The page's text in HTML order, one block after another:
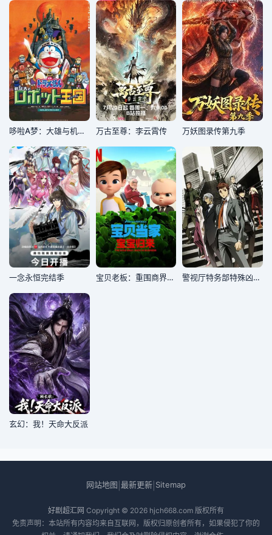
哆啦A梦：大雄与机器人王国 万古至尊：李云霄传 万妖图录传第九季
一念永恒完结季 宝贝老板：重围商界第二季国语版 警视厅特务部特殊凶恶犯对策室第七课
玄幻：我！天命大反派
网站地图 最新更新 Sitemap
好剧超汇网 Copyright © 2026 hjch668.com 版权所有
免责声明：本站所有内容均来自互联网，版权归原创者所有，如果侵犯了你的